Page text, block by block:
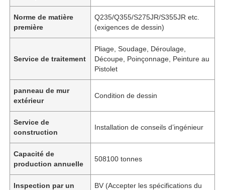
Norme de matière
première
Q235/Q355/S275JR/S355JR etc.
(exigences de dessin)
Service de traitement
Pliage, Soudage, Déroulage,
Découpe, Poinçonnage, Peinture au
Pistolet
panneau de mur
extérieur
Condition de dessin
Service de
construction
Installation de conseils d’ingénieur
Capacité de
production annuelle
508100 tonnes
Inspection par un
BV (Accepter les spécifications du